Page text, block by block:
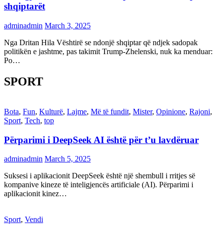
shqiptarët
adminadmin March 3, 2025
Nga Dritan Hila Vështirë se ndonjë shqiptar që ndjek sadopak
politikën e jashtme, pas takimit Trump-Zhelenski, nuk ka menduar:
Po…
SPORT
Bota, Fun, Kulturë, Lajme, Më të fundit, Mister, Opinione, Rajoni,
Sport, Tech, top
Përparimi i DeepSeek AI është për t’u lavdëruar
adminadmin March 5, 2025
Suksesi i aplikacionit DeepSeek është një shembull i rritjes së
kompanive kineze të inteligjencës artificiale (AI). Përparimi i
aplikacionit kinez…
Sport, Vendi